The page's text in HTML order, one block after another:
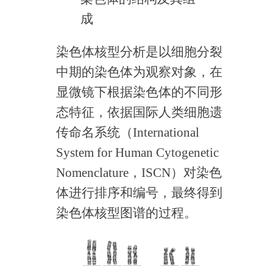
成
染色体核型分析是以细胞分裂
中期的染色体为观察对象，在
显微镜下根据染色体的不同形
态特征，依据国际人类细胞遗
传命名系统（International
System for Human Cytogenetic
Nomenclature，ISCN）对染色
体进行排序和编号，最终得到
染色体核型图谱的过程。